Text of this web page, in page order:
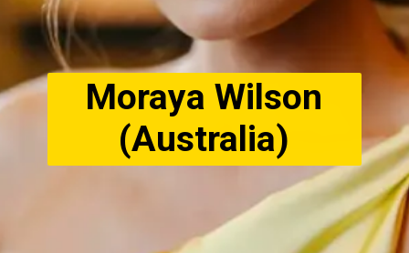
Moraya Wilson
(Australia)